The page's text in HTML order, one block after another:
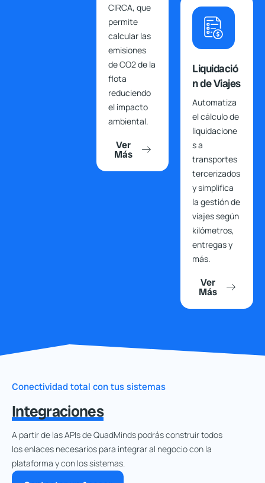
CIRCA, que
permite
calcular las
emisiones
de CO2 de la
flota
reduciendo
el impacto
ambiental.
Ver
Más
Liquidació
n de Viajes
Automatiza
el cálculo de
liquidacione
s a
transportes
tercerizados
y simplifica
la gestión de
viajes según
kilómetros,
entregas y
más.
Ver
Más
Conectividad total con tus sistemas
Integraciones
A partir de las APIs de QuadMinds podrás construir todos
los enlaces necesarios para integrar al negocio con la
plataforma y con los sistemas.